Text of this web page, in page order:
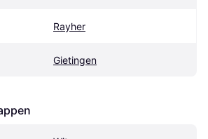
Rayher
Gietingen